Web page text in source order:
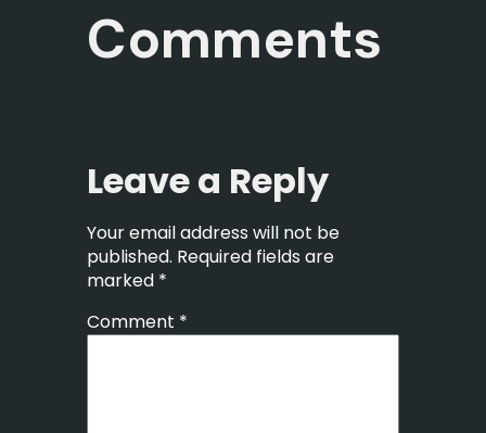
Comments
Leave a Reply
Your email address will not be
published. Required fields are
marked *
Comment *